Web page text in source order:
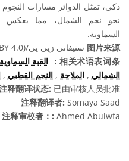
ذكي، تمثل الدوائر مسارات النجوم
نحو نجم الشمال، مما يعكس
السماوية.
图片来源 ستيفاني زيي يي/IAU OAE (CC BY 4.0)
相关术语表词条：
القبة السماوية
الشمالي , الملاحة , النجم القطبي ,
释翻译状态: 已由审核人员批准
注释翻译者: Somaya Saad
注释审校者：: Ahmed Abulwfa